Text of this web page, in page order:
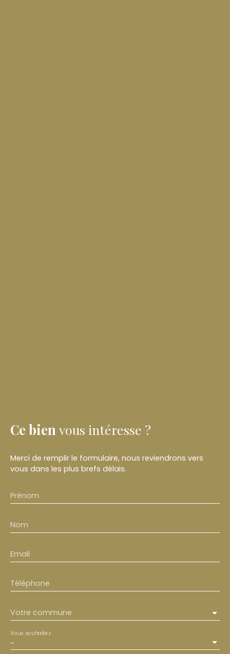
Ce bien vous intéresse ?
Merci de remplir le formulaire, nous reviendrons vers
vous dans les plus brefs délais.
Prénom
Nom
Email
Téléphone
Votre commune
-
Vous souhaitez